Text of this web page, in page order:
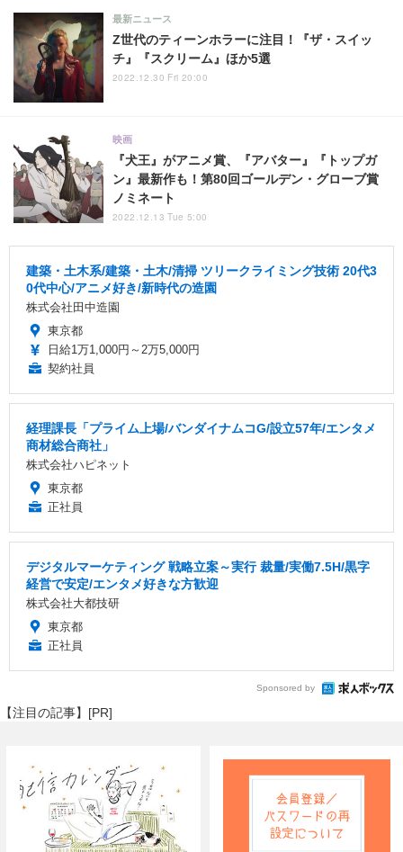
Z世代のティーンホラーに注目！『ザ・スイッ
チ』『スクリーム』ほか5選
最新ニュース
2022.12.30 Fri 20:00
『犬王』がアニメ賞、『アバター』『トップガ
ン』最新作も！第80回ゴールデン・グローブ賞
ノミネート
映画
2022.12.13 Tue 5:00
建築・土木系/建築・土木/清掃 ツリークライミング技術 20代3
0代中心/アニメ好き/新時代の造園
株式会社田中造園
東京都
日給1万1,000円～2万5,000円
契約社員
経理課長「プライム上場/バンダイナムコG/設立57年/エンタメ
商材総合商社」
株式会社ハピネット
東京都
正社員
デジタルマーケティング 戦略立案～実行 裁量/実働7.5H/黒字
経営で安定/エンタメ好きな方歓迎
株式会社大都技研
東京都
正社員
Sponsored by
【注目の記事】[PR]